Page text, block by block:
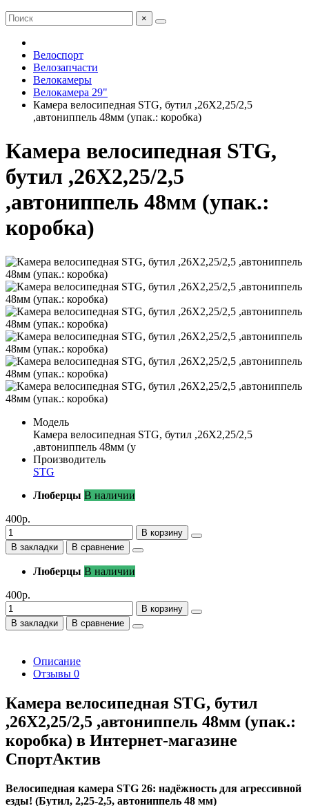
×
Велоспорт
Велозапчасти
Велокамеры
Велокамера 29"
Камера велосипедная STG, бутил ,26Х2,25/2,5
,автониппель 48мм (упак.: коробка)
Камера велосипедная STG,
бутил ,26Х2,25/2,5
,автониппель 48мм (упак.:
коробка)
Модель
Камера велосипедная STG, бутил ,26Х2,25/2,5
,автониппель 48мм (у
Производитель
STG
Люберцы В наличии
400р.
В корзину
В закладки
В сравнение
Люберцы В наличии
400р.
В корзину
В закладки
В сравнение
Описание
Отзывы 0
Камера велосипедная STG, бутил
,26Х2,25/2,5 ,автониппель 48мм (упак.:
коробка) в Интернет-магазине
СпортАктив
Велосипедная камера STG 26: надёжность для агрессивной
езды! (Бутил, 2,25-2,5, автониппель 48 мм)